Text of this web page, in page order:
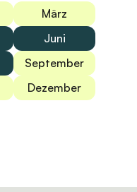
März
Juni
September
Dezember